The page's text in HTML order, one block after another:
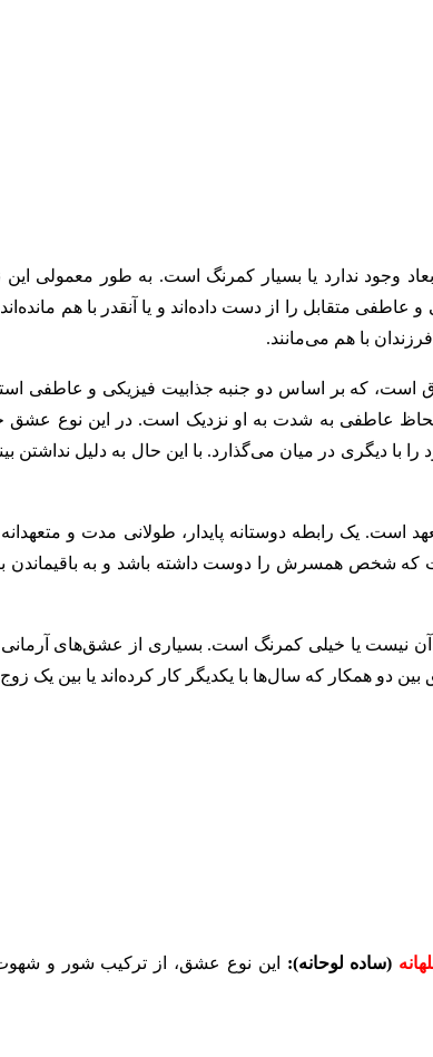
وجود ندارد یا بسیار کمرنگ است. به طور معمولی این
متقابل را از دست داده‌اند و یا آنقدر با هم
با هم می‌مانند.
است، که بر اساس دو جنبه جذابیت فیزیکی و عاطفی
عاطفی به شدت به او نزدیک است. در این نوع عشق
دیگری در میان می‌گذارد. با این حال به دلیل نداشتن
است. یک رابطه دوستانه پایدار، طولانی مدت و
شخص همسرش را دوست داشته باشد و به باقیماندن
نیست یا خیلی کمرنگ است. بسیاری از عشق‌های
دو همکار که سال‌ها با یکدیگر کار کرده‌اند یا بین یک
(ساده لوحانه): این نوع عشق، از ترکیب شور و